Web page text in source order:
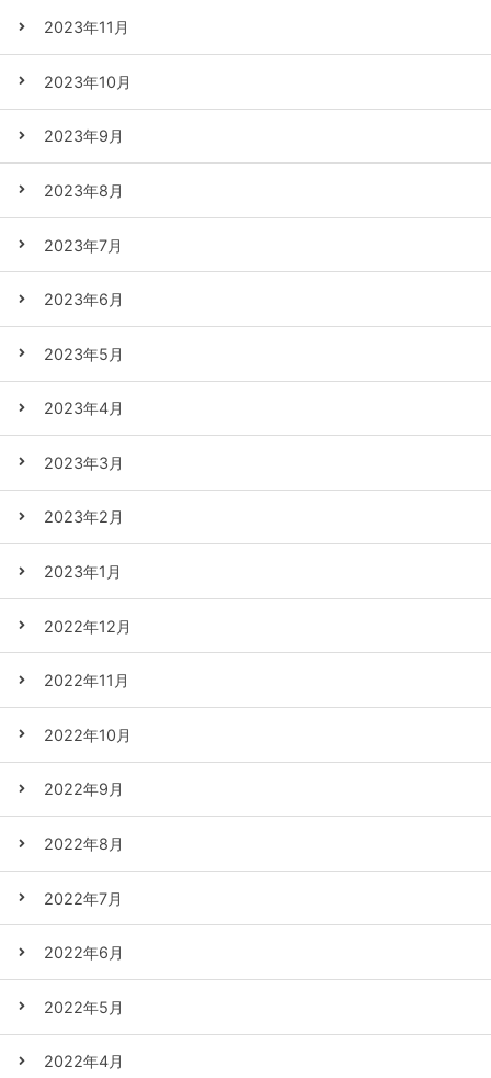
2023年11月
2023年10月
2023年9月
2023年8月
2023年7月
2023年6月
2023年5月
2023年4月
2023年3月
2023年2月
2023年1月
2022年12月
2022年11月
2022年10月
2022年9月
2022年8月
2022年7月
2022年6月
2022年5月
2022年4月